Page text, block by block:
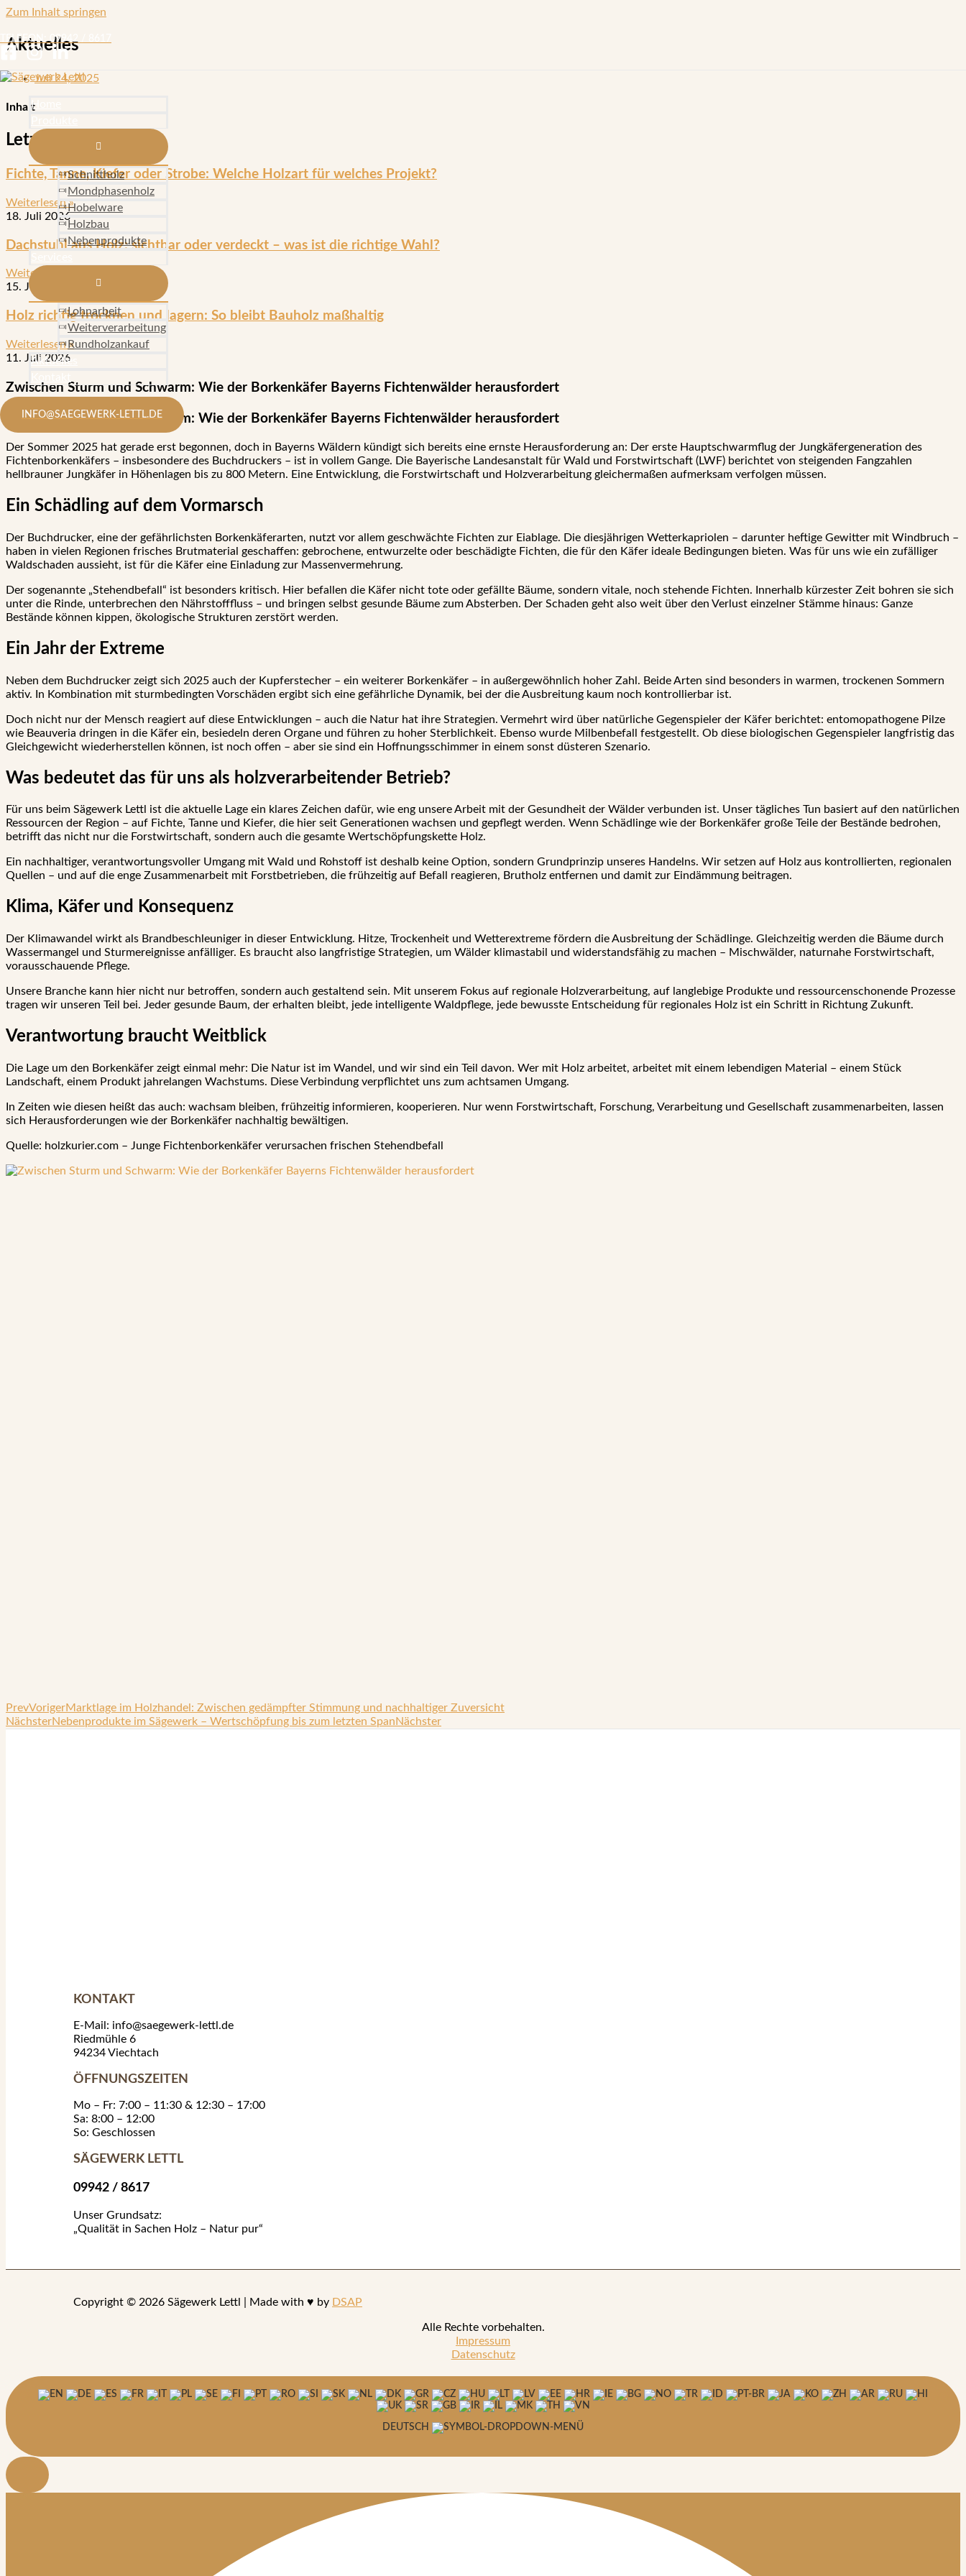
Zum Inhalt springen
TELEFON: 09942 / 8617
Home
Schnittholz
Mondphasenholz
Hobelware
Holzbau
Nebenprodukte
Lohnarbeit
Weiterverarbeitung
Rundholzankauf
Aktuelles
INFO@SAEGEWERK-LETTL.DE
Aktuelles
Juli 24, 2025
Inhalt
Letzte Beiträge
Fichte, Tanne, Kiefer oder Strobe: Welche Holzart für welches Projekt?
Weiterlesen »
18. Juli 2026
Dachstuhl aus Holz: sichtbar oder verdeckt – was ist die richtige Wahl?
Weiterlesen »
15. Juli 2026
Holz richtig trocknen und lagern: So bleibt Bauholz maßhaltig
Weiterlesen »
11. Juli 2026
Zwischen Sturm und Schwarm: Wie der Borkenkäfer Bayerns Fichtenwälder herausfordert
Zwischen Sturm und Schwarm: Wie der Borkenkäfer Bayerns Fichtenwälder herausfordert
Der Sommer 2025 hat gerade erst begonnen, doch in Bayerns Wäldern kündigt sich bereits eine ernste Herausforderung an: Der erste Hauptschwarmflug der Jungkäfergeneration des
Fichtenborkenkäfers – insbesondere des Buchdruckers – ist in vollem Gange. Die Bayerische Landesanstalt für Wald und Forstwirtschaft (LWF) berichtet von steigenden Fangzahlen
hellbrauner Jungkäfer in Höhenlagen bis zu 800 Metern. Eine Entwicklung, die Forstwirtschaft und Holzverarbeitung gleichermaßen aufmerksam verfolgen müssen.
Ein Schädling auf dem Vormarsch
Der Buchdrucker, eine der gefährlichsten Borkenkäferarten, nutzt vor allem geschwächte Fichten zur Eiablage. Die diesjährigen Wetterkapriolen – darunter heftige Gewitter mit Windbruch –
haben in vielen Regionen frisches Brutmaterial geschaffen: gebrochene, entwurzelte oder beschädigte Fichten, die für den Käfer ideale Bedingungen bieten. Was für uns wie ein zufälliger
Waldschaden aussieht, ist für die Käfer eine Einladung zur Massenvermehrung.
Der sogenannte „Stehendbefall“ ist besonders kritisch. Hier befallen die Käfer nicht tote oder gefällte Bäume, sondern vitale, noch stehende Fichten. Innerhalb kürzester Zeit bohren sie sich
unter die Rinde, unterbrechen den Nährstofffluss – und bringen selbst gesunde Bäume zum Absterben. Der Schaden geht also weit über den Verlust einzelner Stämme hinaus: Ganze
Bestände können kippen, ökologische Strukturen zerstört werden.
Ein Jahr der Extreme
Neben dem Buchdrucker zeigt sich 2025 auch der Kupferstecher – ein weiterer Borkenkäfer – in außergewöhnlich hoher Zahl. Beide Arten sind besonders in warmen, trockenen Sommern
aktiv. In Kombination mit sturmbedingten Vorschäden ergibt sich eine gefährliche Dynamik, bei der die Ausbreitung kaum noch kontrollierbar ist.
Doch nicht nur der Mensch reagiert auf diese Entwicklungen – auch die Natur hat ihre Strategien. Vermehrt wird über natürliche Gegenspieler der Käfer berichtet: entomopathogene Pilze
wie Beauveria dringen in die Käfer ein, besiedeln deren Organe und führen zu hoher Sterblichkeit. Ebenso wurde Milbenbefall festgestellt. Ob diese biologischen Gegenspieler langfristig das
Gleichgewicht wiederherstellen können, ist noch offen – aber sie sind ein Hoffnungsschimmer in einem sonst düsteren Szenario.
Was bedeutet das für uns als holzverarbeitender Betrieb?
Für uns beim Sägewerk Lettl ist die aktuelle Lage ein klares Zeichen dafür, wie eng unsere Arbeit mit der Gesundheit der Wälder verbunden ist. Unser tägliches Tun basiert auf den natürlichen
Ressourcen der Region – auf Fichte, Tanne und Kiefer, die hier seit Generationen wachsen und gepflegt werden. Wenn Schädlinge wie der Borkenkäfer große Teile der Bestände bedrohen,
betrifft das nicht nur die Forstwirtschaft, sondern auch die gesamte Wertschöpfungskette Holz.
Ein nachhaltiger, verantwortungsvoller Umgang mit Wald und Rohstoff ist deshalb keine Option, sondern Grundprinzip unseres Handelns. Wir setzen auf Holz aus kontrollierten, regionalen
Quellen – und auf die enge Zusammenarbeit mit Forstbetrieben, die frühzeitig auf Befall reagieren, Brutholz entfernen und damit zur Eindämmung beitragen.
Klima, Käfer und Konsequenz
Der Klimawandel wirkt als Brandbeschleuniger in dieser Entwicklung. Hitze, Trockenheit und Wetterextreme fördern die Ausbreitung der Schädlinge. Gleichzeitig werden die Bäume durch
Wassermangel und Sturmereignisse anfälliger. Es braucht also langfristige Strategien, um Wälder klimastabil und widerstandsfähig zu machen – Mischwälder, naturnahe Forstwirtschaft,
vorausschauende Pflege.
Unsere Branche kann hier nicht nur betroffen, sondern auch gestaltend sein. Mit unserem Fokus auf regionale Holzverarbeitung, auf langlebige Produkte und ressourcenschonende Prozesse
tragen wir unseren Teil bei. Jeder gesunde Baum, der erhalten bleibt, jede intelligente Waldpflege, jede bewusste Entscheidung für regionales Holz ist ein Schritt in Richtung Zukunft.
Verantwortung braucht Weitblick
Die Lage um den Borkenkäfer zeigt einmal mehr: Die Natur ist im Wandel, und wir sind ein Teil davon. Wer mit Holz arbeitet, arbeitet mit einem lebendigen Material – einem Stück
Landschaft, einem Produkt jahrelangen Wachstums. Diese Verbindung verpflichtet uns zum achtsamen Umgang.
In Zeiten wie diesen heißt das auch: wachsam bleiben, frühzeitig informieren, kooperieren. Nur wenn Forstwirtschaft, Forschung, Verarbeitung und Gesellschaft zusammenarbeiten, lassen
sich Herausforderungen wie der Borkenkäfer nachhaltig bewältigen.
Quelle: holzkurier.com – Junge Fichtenborkenkäfer verursachen frischen Stehendbefall
PrevVorigerMarktlage im Holzhandel: Zwischen gedämpfter Stimmung und nachhaltiger Zuversicht
NächsterNebenprodukte im Sägewerk – Wertschöpfung bis zum letzten SpanNächster
KONTAKT
E-Mail: info@saegewerk-lettl.de
Riedmühle 6
94234 Viechtach
ÖFFNUNGSZEITEN
Mo – Fr: 7:00 – 11:30 & 12:30 – 17:00
Sa: 8:00 – 12:00
So: Geschlossen
SÄGEWERK LETTL
09942 / 8617
Unser Grundsatz:
„Qualität in Sachen Holz – Natur pur“
Copyright © 2026 Sägewerk Lettl | Made with ♥ by DSAP
Alle Rechte vorbehalten.
Impressum
Datenschutz
DEUTSCH